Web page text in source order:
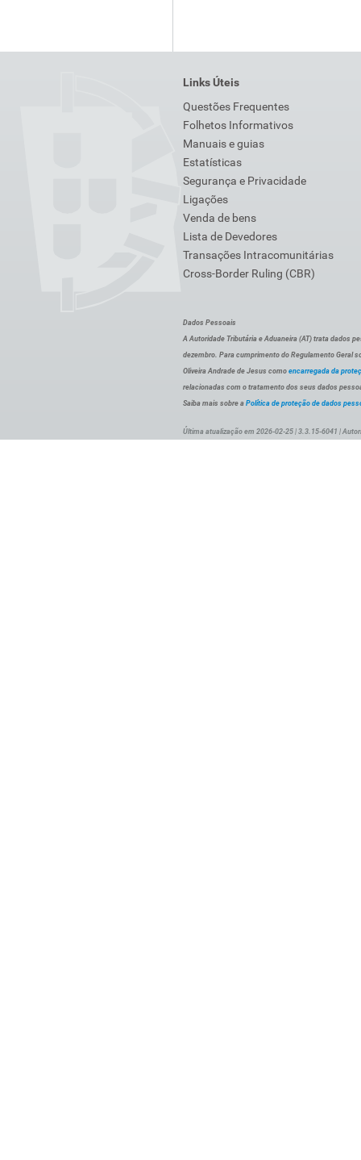
Links Úteis
Questões Frequentes
Folhetos Informativos
Manuais e guias
Estatísticas
Segurança e Privacidade
Ligações
Venda de bens
Lista de Devedores
Transações Intracomunitárias
Cross-Border Ruling (CBR)
Dados Pessoais
A Autoridade Tributária e Aduaneira (AT) trata dados
dezembro. Para cumprimento do Regulamento Geral
Oliveira Andrade de Jesus como encarregada da
relacionadas com o tratamento dos seus dados
Saiba mais sobre a Política de proteção de dados
Última atualização em 2026-02-25 | 3.3.15-6041 |